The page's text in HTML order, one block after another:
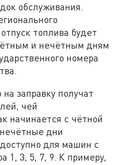
обслуживания.
топлива будет
и нечётным дням
номера
заправку получат
чей
начинается с чётной
дни
для машин с
1, 3, 5, 7, 9. К примеру,